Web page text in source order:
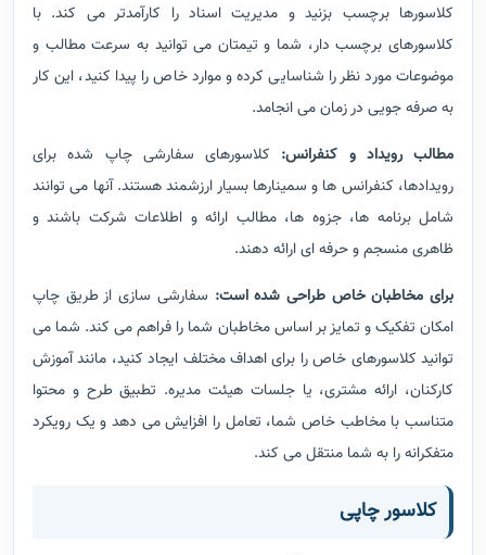
کلاسورها برچسب بزنید و مدیریت اسناد را کارآمدتر می کند. با
کلاسورهای برچسب دار، شما و تیمتان می توانید به سرعت مطالب و
موضوعات مورد نظر را شناسایی کرده و موارد خاص را پیدا کنید، این کار
به صرفه جویی در زمان می انجامد.
مطالب رویداد و کنفرانس: کلاسورهای سفارشی چاپ شده برای
رویدادها، کنفرانس ها و سمینارها بسیار ارزشمند هستند. آنها می توانند
شامل برنامه ها، جزوه ها، مطالب ارائه و اطلاعات شرکت باشند و
ظاهری منسجم و حرفه ای ارائه دهند.
برای مخاطبان خاص طراحی شده است: سفارشی سازی از طریق چاپ
امکان تفکیک و تمایز بر اساس مخاطبان شما را فراهم می کند. شما می
توانید کلاسورهای خاص را برای اهداف مختلف ایجاد کنید، مانند آموزش
کارکنان، ارائه مشتری، یا جلسات هیئت مدیره. تطبیق طرح و محتوا
متناسب با مخاطب خاص شما، تعامل را افزایش می دهد و یک رویکرد
متفکرانه را به شما منتقل می کند.
کلاسور چاپی